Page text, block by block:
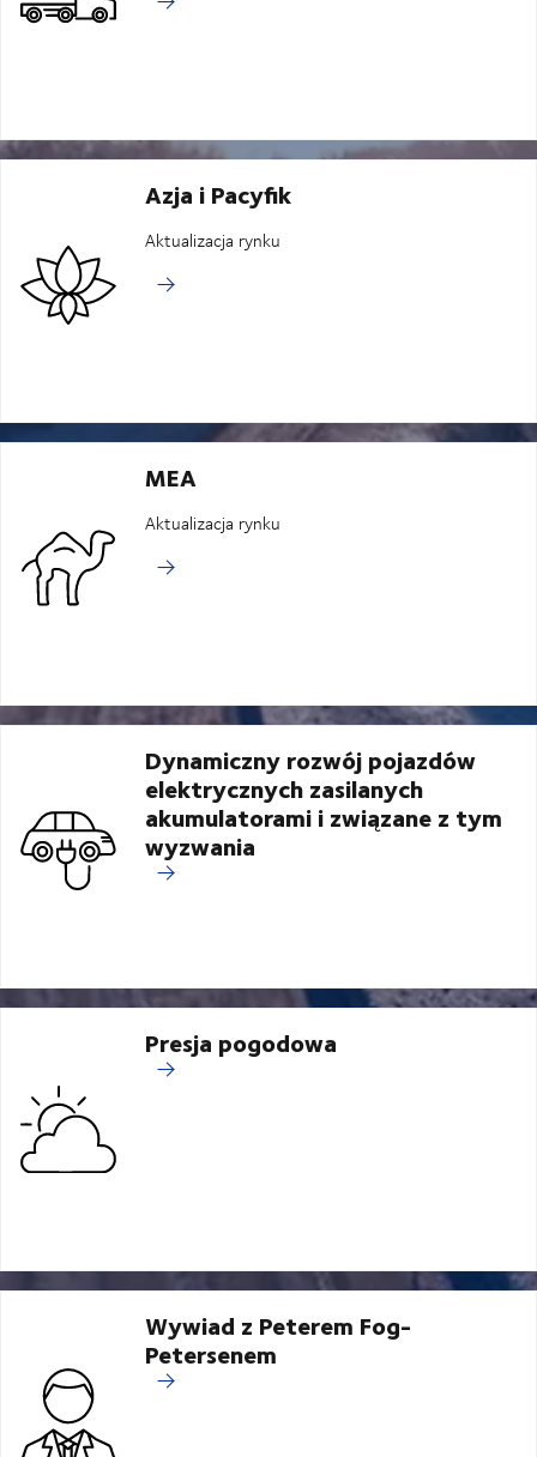
Azja i Pacyfik
Aktualizacja rynku
MEA
Aktualizacja rynku
Dynamiczny rozwój pojazdów
elektrycznych zasilanych
akumulatorami i związane z tym
wyzwania
Presja pogodowa
Wywiad z Peterem Fog-
Petersenem